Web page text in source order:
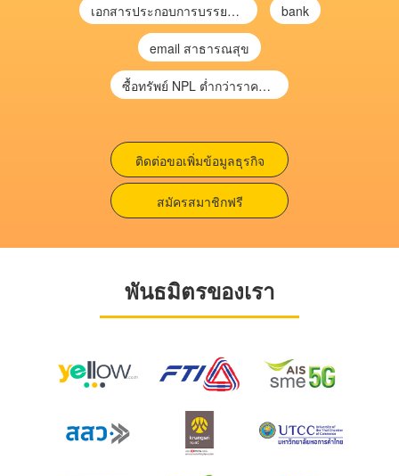
เอกสารประกอบการบรรยาย การประเมินความเสี่ยงเพื่อวางแผนการตรวจสอบ \ bank
email สาธารณสุข
ซื้อทรัพย์ NPL ต่ำกว่าราคาตลาด 30-70% แบบไม่ต้องไปประมูล”
ติดต่อขอเพิ่มข้อมูลธุรกิจ
สมัครสมาชิกฟรี
พันธมิตรของเรา